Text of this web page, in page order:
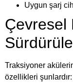
Uygun şarj
Çevresel
Traksiyoner
özellikleri şunlardır: